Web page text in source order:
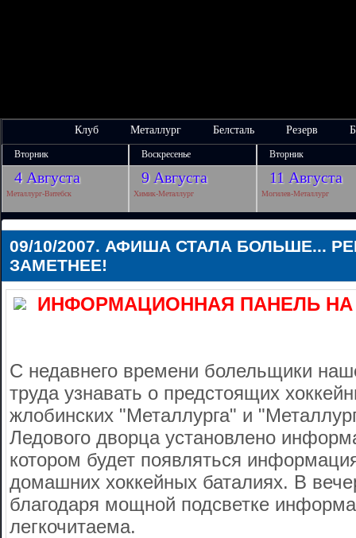
Клуб Металлург Белсталь Резерв
Вторник Воскресенье Вторник
4 Августа 9 Августа 11 Августа
Металлург-Витебск Химик-Металлург Могилев-Металлург
09/10/2007. АФИША СТАЛА БОЛЬШЕ...
ЗАМЕТНЕЕ!
ИНФОРМАЦИОННАЯ ПАНЕЛЬ
С недавнего времени болельщики
труда узнавать о предстоящих
жлобинских "Металлурга" и
Ледового дворца установлено
котором будет появляться
домашних хоккейных баталиях. В
благодаря мощной подсветке
легкочитаема.